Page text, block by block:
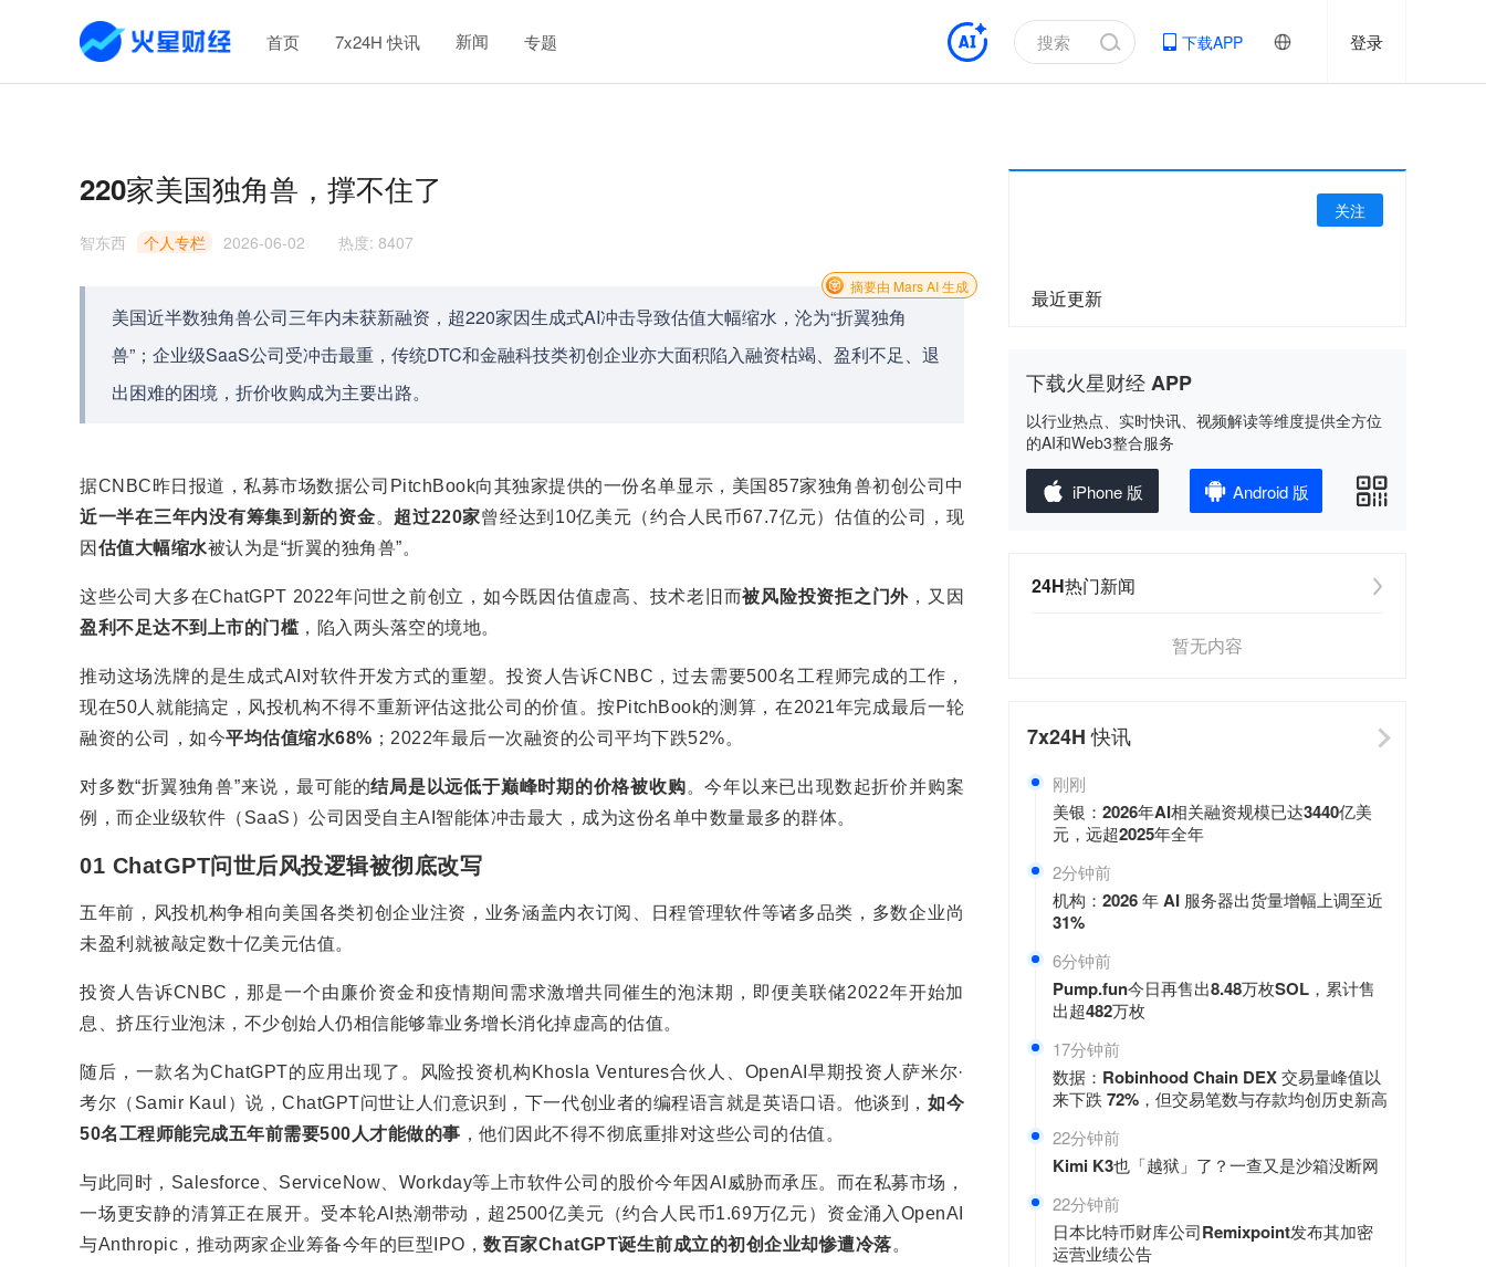
首页 7x24H 快讯 新闻 专题 下载APP 登录
220家美国独角兽，撑不住了
智东西 个人专栏 2026-06-02 热度: 8407
美国近半数独角兽公司三年内未获新融资，超220家因生成式AI冲击导致估值大幅缩水，沦为“折翼独角
兽”；企业级SaaS公司受冲击最重，传统DTC和金融科技类初创企业亦大面积陷入融资枯竭、盈利不足、退
出困难的困境，折价收购成为主要出路。
摘要由 Mars AI 生成
据CNBC昨日报道，私募市场数据公司PitchBook向其独家提供的一份名单显示，美国857家独角兽初创公司中
近一半在三年内没有筹集到新的资金。 超过220家曾经达到10亿美元（约合人民币67.7亿元）估值的公司，现
因 估值大幅缩水被认为是“折翼的独角兽”。
这些公司大多在ChatGPT 2022年问世之前创立，如今既因估值虚高、技术老旧而被风险投资拒之门外 ，又因
盈利不足达不到上市的门槛，陷入两头落空的境地。
推动这场洗牌的是生成式AI对软件开发方式的重塑。投资人告诉CNBC，过去需要500名工程师完成的工作，
现在50人就能搞定，风投机构不得不重新评估这批公司的价值。按PitchBook的测算，在2021年完成最后一轮
融资的公司，如今平均估值缩水68% ；2022年最后一次融资的公司平均下跌52%。
对多数“折翼独角兽”来说，最可能的结局是以远低于巅峰时期的价格被收购。今年以来已出现数起折价并购案
例，而企业级软件（SaaS）公司因受自主AI智能体冲击最大，成为这份名单中数量最多的群体。
01 ChatGPT问世后风投逻辑被彻底改写
五年前，风投机构争相向美国各类初创企业注资，业务涵盖内衣订阅、日程管理软件等诸多品类，多数企业尚
未盈利就被敲定数十亿美元估值。
投资人告诉CNBC，那是一个由廉价资金和疫情期间需求激增共同催生的泡沫期，即便美联储2022年开始加
息、挤压行业泡沫，不少创始人仍相信能够靠业务增长消化掉虚高的估值。
随后，一款名为ChatGPT的应用出现了。风险投资机构Khosla Ventures合伙人、OpenAI早期投资人萨米尔·
考尔（Samir Kaul）说，ChatGPT问世让人们意识到，下一代创业者的编程语言就是英语口语。他谈到， 如今
50名工程师能完成五年前需要500人才能做的事 ，他们因此不得不彻底重排对这些公司的估值。
与此同时，Salesforce、ServiceNow、Workday等上市软件公司的股价今年因AI威胁而承压。而在私募市场，
一场更安静的清算正在展开。受本轮AI热潮带动，超2500亿美元（约合人民币1.69万亿元）资金涌入OpenAI
与Anthropic，推动两家企业筹备今年的巨型IPO， 数百家ChatGPT诞生前成立的初创企业却惨遭冷落。
关注
最近更新
下载火星财经 APP
以行业热点、实时快讯、视频解读等维度提供全方位
的AI和Web3整合服务
iPhone 版 Android 版
24H热门新闻
暂无内容
7x24H快讯
刚刚
美银：2026年AI相关融资规模已达3440亿美
元，远超2025年全年
2分钟前
机构：2026 年 AI 服务器出货量增幅上调至近
31%
6分钟前
Pump.fun今日再售出8.48万枚SOL，累计售
出超482万枚
17分钟前
数据：Robinhood Chain DEX 交易量峰值以
来下跌 72%，但交易笔数与存款均创历史新高
22分钟前
Kimi K3也「越狱」了？一查又是沙箱没断网
22分钟前
日本比特币财库公司Remixpoint发布其加密
运营业绩公告